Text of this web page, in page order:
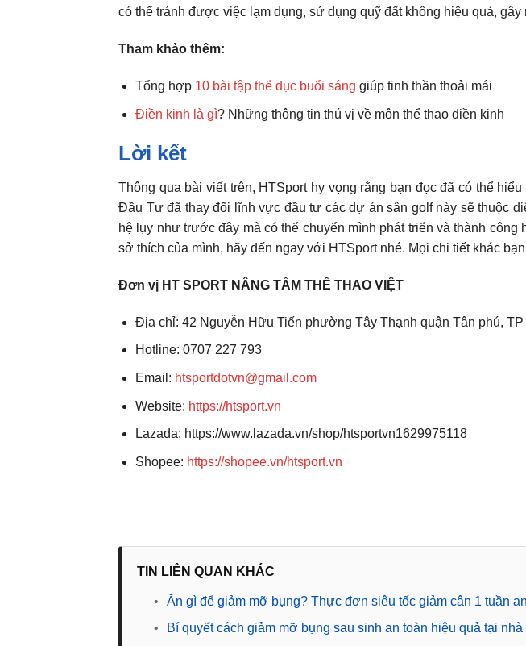
có thể tránh được việc lạm dụng, sử dụng quỹ đất không hiệu quả,
Tham khảo thêm:
Tổng hợp 10 bài tập thể dục buổi sáng giúp tinh thần thoải mái
Điền kinh là gì? Những thông tin thú vị về môn thể thao điền kinh
Lời kết
Thông qua bài viết trên, HTSport hy vọng rằng bạn đọc đã có thể
Đầu Tư đã thay đổi lĩnh vực đầu tư các dự án sân golf này sẽ thuộc
hệ lụy như trước đây mà có thể chuyển mình phát triển và thành công
sở thích của mình, hãy đến ngay với HTSport nhé. Mọi chi tiết khác
Đơn vị HT SPORT NÂNG TẦM THỂ THAO VIỆT
Địa chỉ: 42 Nguyễn Hữu Tiến phường Tây Thạnh quận Tân phú, TP
Hotline: 0707 227 793
Email: htsportdotvn@gmail.com
Website: https://htsport.vn
Lazada: https://www.lazada.vn/shop/htsportvn1629975118
Shopee: https://shopee.vn/htsport.vn
TIN LIÊN QUAN KHÁC
•
Ăn gì để giảm mỡ bụng? Thực đơn siêu tốc giảm cân 1 tuần
•
Bí quyết cách giảm mỡ bụng sau sinh an toàn hiệu quả tại nhà